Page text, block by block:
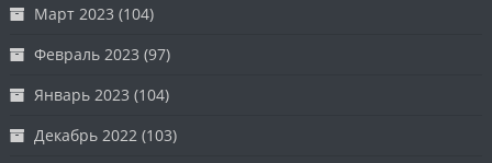
Март 2023 (104)
Февраль 2023 (97)
Январь 2023 (104)
Декабрь 2022 (103)